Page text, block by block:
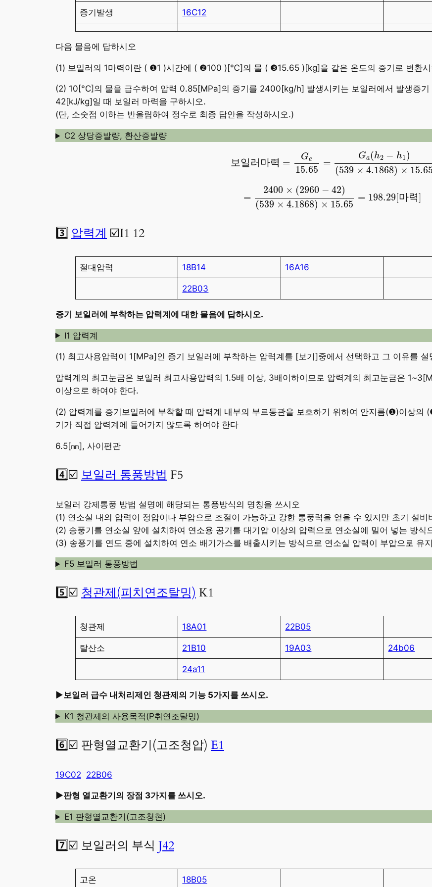
증기발생 16C12
다음 물음에 답하시오
(1) 보일러의 1마력이란 ( ❶1 )시간에 ( ❷100 )[℃]의 물 ( ❸15.65 )[kg]을 같은 온도의 증기로 변환시
(2) 10[°C]의 물을 급수하여 압력 0.85[MPa]의 증기를 2400[kg/h] 발생시키는 보일러에서 발생증
42[kJ/kg]일 때 보일러 마력을 구하시오.
(단, 소숫점 이하는 반올림하여 정수로 최종 답안을 작성하시오.)
C2 상당증발량, 환산증발량
보일 러 마력 =
Ge
15.65
=
Ga (h2 − h1)
(539 × 4.1868) × 15.65
15.65 −h 1)( 539× 4.1868
=
2400 × (2960 − 42)
(539 × 4.1868) × 15.65
= 198.29[마력]
2400×( 2960−42 (539
3️⃣ 압력계 ☑️I1 12
절대압력 18B14 16A16
22B03
증기 보일러에 부착하는 압력계에 대한 물음에 답하시오.
I1 압력계
(1) 최고사용압력이 1[MPa]인 증기 보일러에 부착하는 압력계를 [보기]중에서 선택하고 그 이유를 설
압력계의 최고눈금은 보일러 최고사용압력의 1.5배 이상, 3배이하이므로 압력계의 최고눈금은
이상으로 하여야 한다.
(2) 압력계를 증기보일러에 부착할 때 압력계 내부의 부르동관을 보호하기 위하여 안지름(❶)이상의
기가 직접 압력계에 들어가지 않도록 하여야 한다
6.5[㎜], 사이펀관
4️⃣☑️ 보일러 통풍방법 F5
보일러 강제통풍 방법 설명에 해당되는 통풍방식의 명칭을 쓰시오
(1) 연소실 내의 압력이 정압이나 부압으로 조절이 가능하고 강한 통풍력을 얻을 수 있지만 초기 설
(2) 송풍기를 연소실 앞에 설치하여 연소용 공기를 대기압 이상의 압력으로 연소실에 밀어 넣는 방식
(3) 송풍기를 연도 중에 설치하여 연소 배기가스를 배출시키는 방식으로 연소실 압력이 부압으로 유
F5 보일러 통풍방법
5️⃣☑️ 청관제(피치연조탈밍) K1
청관제 18A01 22B05
탈산소 21B10 19A03 24b06
24a11
►보일러 급수 내처리제인 청관제의 기능 5가지를 쓰시오.
K1 청관제의 사용목적(P취연조탈밍)
6️⃣☑️ 판형열교환기(고조청압) E1
19C02 22B06
►판형 열교환기의 장점 3가지를 쓰시오.
E1 판형열교환기(고조청현)
7️⃣☑️ 보일러의 부식 J42
고온 18B05